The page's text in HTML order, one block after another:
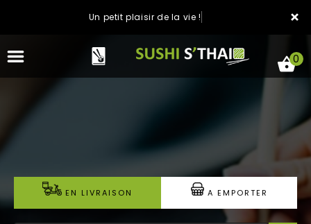
×
Un petit plaisir de la vie !
LA CARTE
0
EN LIVRAISON A EMPORTER